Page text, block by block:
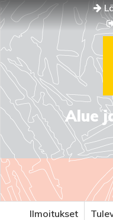
Alue
Ilmoitukset